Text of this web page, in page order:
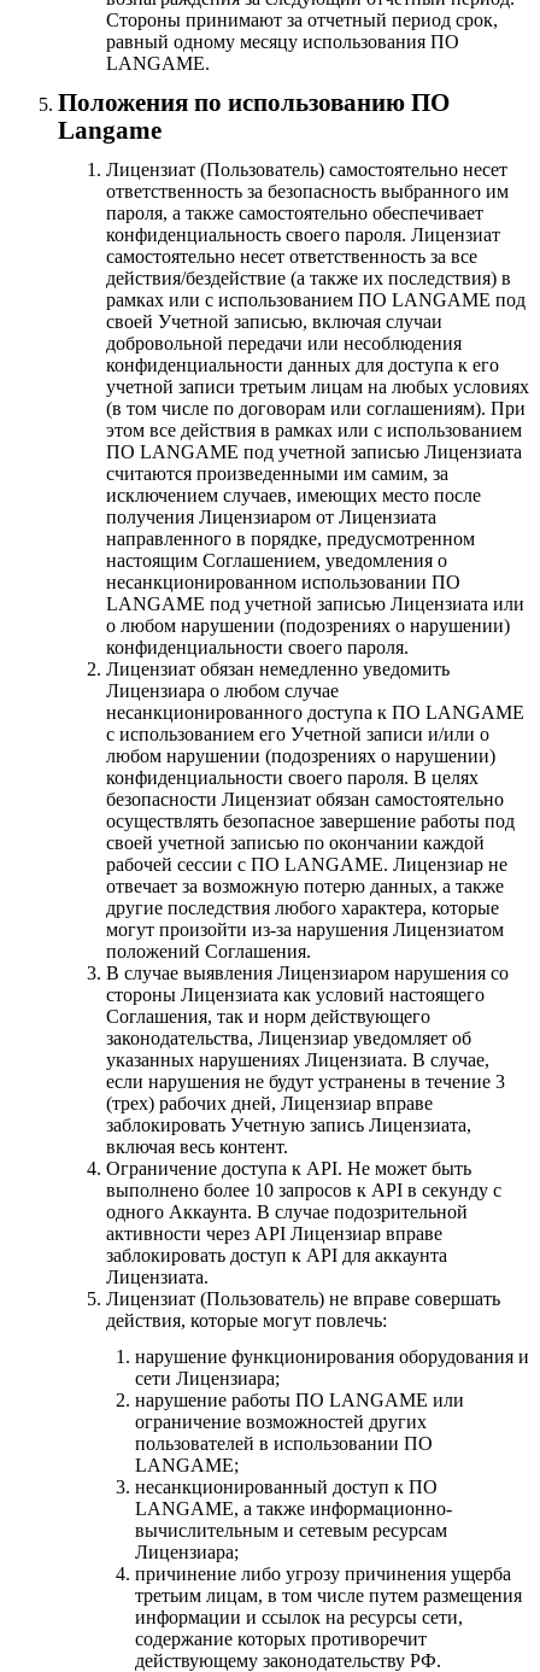
Стороны принимают за отчетный период срок,
равный одному месяцу использования ПО
LANGAME.
Положения по использованию ПО
Langame
Лицензиат (Пользователь) самостоятельно несет
ответственность за безопасность выбранного им
пароля, а также самостоятельно обеспечивает
конфиденциальность своего пароля. Лицензиат
самостоятельно несет ответственность за все
действия/бездействие (а также их последствия) в
рамках или с использованием ПО LANGAME под
своей Учетной записью, включая случаи
добровольной передачи или несоблюдения
конфиденциальности данных для доступа к его
учетной записи третьим лицам на любых условиях
(в том числе по договорам или соглашениям). При
этом все действия в рамках или с использованием
ПО LANGAME под учетной записью Лицензиата
считаются произведенными им самим, за
исключением случаев, имеющих место после
получения Лицензиаром от Лицензиата
направленного в порядке, предусмотренном
настоящим Соглашением, уведомления о
несанкционированном использовании ПО
LANGAME под учетной записью Лицензиата или
о любом нарушении (подозрениях о нарушении)
конфиденциальности своего пароля.
Лицензиат обязан немедленно уведомить
Лицензиара о любом случае
несанкционированного доступа к ПО LANGAME
с использованием его Учетной записи и/или о
любом нарушении (подозрениях о нарушении)
конфиденциальности своего пароля. В целях
безопасности Лицензиат обязан самостоятельно
осуществлять безопасное завершение работы под
своей учетной записью по окончании каждой
рабочей сессии с ПО LANGAME. Лицензиар не
отвечает за возможную потерю данных, а также
другие последствия любого характера, которые
могут произойти из-за нарушения Лицензиатом
положений Соглашения.
В случае выявления Лицензиаром нарушения со
стороны Лицензиата как условий настоящего
Соглашения, так и норм действующего
законодательства, Лицензиар уведомляет об
указанных нарушениях Лицензиата. В случае,
если нарушения не будут устранены в течение 3
(трех) рабочих дней, Лицензиар вправе
заблокировать Учетную запись Лицензиата,
включая весь контент.
Ограничение доступа к API. Не может быть
выполнено более 10 запросов к API в секунду с
одного Аккаунта. В случае подозрительной
активности через API Лицензиар вправе
заблокировать доступ к API для аккаунта
Лицензиата.
Лицензиат (Пользователь) не вправе совершать
действия, которые могут повлечь:
нарушение функционирования оборудования и
сети Лицензиара;
нарушение работы ПО LANGAME или
ограничение возможностей других
пользователей в использовании ПО
LANGAME;
несанкционированный доступ к ПО
LANGAME, а также информационно-
вычислительным и сетевым ресурсам
Лицензиара;
причинение либо угрозу причинения ущерба
третьим лицам, в том числе путем размещения
информации и ссылок на ресурсы сети,
содержание которых противоречит
действующему законодательству РФ.